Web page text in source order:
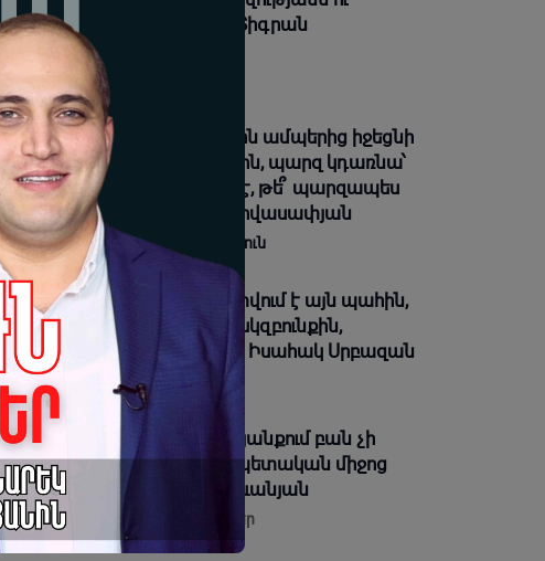
համազգային շահերին. Տիգրան
Աբրահամյան
06-08-2026 19:28 |
«Հենց Ռուբինյանը ոտքերն ամպերից իջեցնի
ու բախվի ռեալ պոլիտիկին, պարզ կդառնա՝
նա սկզբունքների՞ մարդ է, թե՞ պարզապես
լավ դերասան». Արմեն Հովասափյան
06-08-2026 18:29 |Վերլուծություն
Արդարությունը հաստատվում է այն պահին,
երբ անձը ենթարկվում է սկզբունքին,
իշխանությունը՝ օրենքին. Իսահակ Սրբազան
06-08-2026 18:27 |
«Պադավատը» մարդու կյանքում բան չի
փոխում, բան չի տալիս, պետական միջոց
ինչի՞ ծառայեցվի. Վարդևանյան
06-08-2026 16:45 | Տեսանյութեր